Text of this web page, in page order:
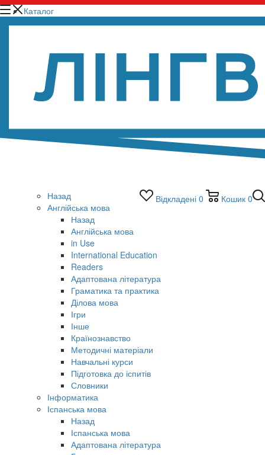
Відкладені 0 Кошик 0
Каталог
Назад
Англійська мова
Назад
Англійська мова
in Use
International Education
Readers
Адаптована література
Граматика та практика
Ділова мова
Ігри
Інше
Країнознавство
Методичні матеріали
Навчальні курси
Підготовка до іспитів
Словники
Інформатика
Іспанська мова
Назад
Іспанська мова
Адаптована література